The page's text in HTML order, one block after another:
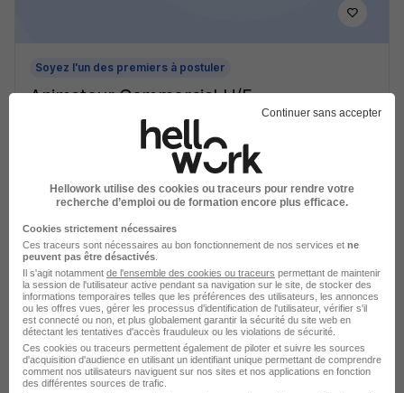
Soyez l'un des premiers à postuler
Animateur Commercial H/F
Voir l’offre
Opticien - Tulle 19 H/F
Jober Group
Continuer sans accepter
Hellowork utilise des cookies ou traceurs pour rendre votre
recherche d’emploi ou de formation encore plus efficace.
Cookies strictement nécessaires
Ces traceurs sont nécessaires au bon fonctionnement de nos services et ne
peuvent pas être désactivés
Il s'agit notamment de l'ensemble des cookies ou traceurs permettant de maintenir
la session de l'utilisateur active pendant sa navigation sur le site, de stocker des
informations temporaires telles que les préférences des utilisateurs, les annonces
ou les offres vues, gérer les processus d'identification de l'utilisateur, vérifier s'il
est connecté ou non, et plus globalement garantir la sécurité du site web en
détectant les tentatives d'accès frauduleux ou les violations de sécurité.
Ces cookies ou traceurs permettent également de piloter et suivre les sources
d'acquisition d'audience en utilisant un identifiant unique permettant de comprendre
comment nos utilisateurs naviguent sur nos sites et nos applications en fonction
des différentes sources de trafic.